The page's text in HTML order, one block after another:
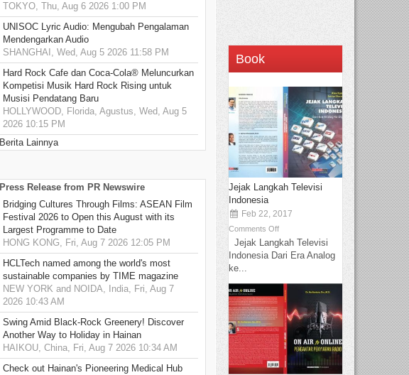
TOKYO, Thu, Aug 6 2026 1:00 PM
UNISOC Lyric Audio: Mengubah Pengalaman
Mendengarkan Audio
SHANGHAI, Wed, Aug 5 2026 11:58 PM
Hard Rock Cafe dan Coca-Cola® Meluncurkan
Kompetisi Musik Hard Rock Rising untuk
Musisi Pendatang Baru
HOLLYWOOD, Florida, Agustus, Wed, Aug 5
2026 10:15 PM
Berita Lainnya
Press Release from PR Newswire
Bridging Cultures Through Films: ASEAN Film
Festival 2026 to Open this August with its
Largest Programme to Date
HONG KONG, Fri, Aug 7 2026 12:05 PM
HCLTech named among the world's most
sustainable companies by TIME magazine
NEW YORK and NOIDA, India, Fri, Aug 7
2026 10:43 AM
Swing Amid Black‑Rock Greenery! Discover
Another Way to Holiday in Hainan
HAIKOU, China, Fri, Aug 7 2026 10:34 AM
Check out Hainan's Pioneering Medical Hub
Book
Jejak Langkah Televisi
Indonesia
Feb 22, 2017
Comments Off
Jejak Langkah Televisi
Indonesia Dari Era Analog
ke...